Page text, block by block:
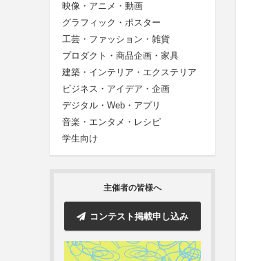
映像・アニメ・動画
グラフィック・ポスター
工芸・ファッション・雑貨
プロダクト・商品企画・家具
建築・インテリア・エクステリア
ビジネス・アイデア・企画
デジタル・Web・アプリ
音楽・エンタメ・レシピ
学生向け
主催者の皆様へ
コンテスト掲載申し込み